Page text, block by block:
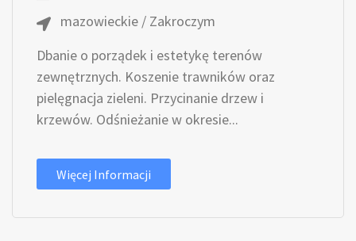
mazowieckie / Zakroczym
Dbanie o porządek i estetykę terenów
zewnętrznych. Koszenie trawników oraz
pielęgnacja zieleni. Przycinanie drzew i
krzewów. Odśnieżanie w okresie...
Więcej Informacji